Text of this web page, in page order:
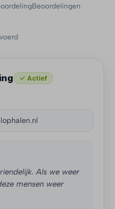
Beoordelingen
✓ Actief
Als we weer
mensen weer